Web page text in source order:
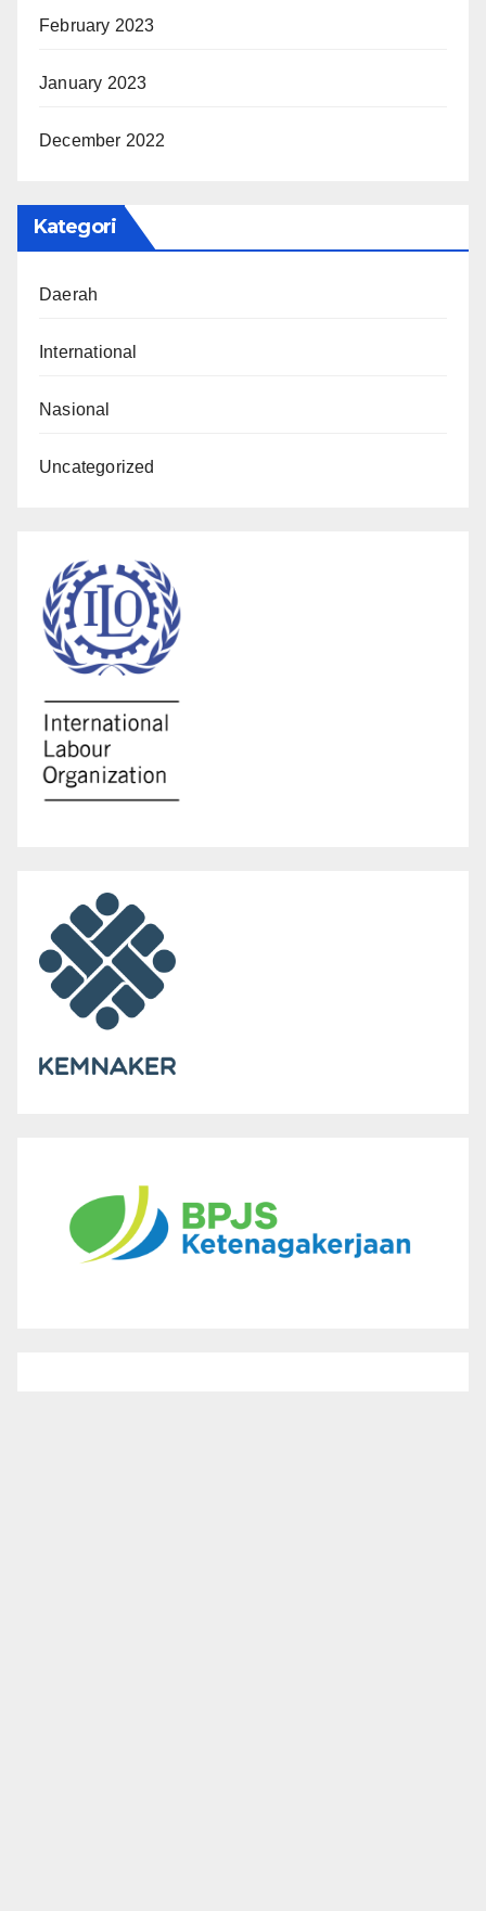
February 2023
January 2023
December 2022
Kategori
Daerah
International
Nasional
Uncategorized